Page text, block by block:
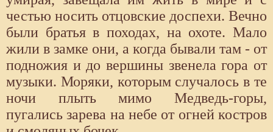
честью носить отцовские доспехи. Вечно
были братья в походах, на охоте. Мало
жили в замке они, а когда бывали там - от
подножия и до вершины звенела гора от
музыки. Моряки, которым случалось в те
ночи плыть мимо Медведь-горы,
пугались зарева на небе от огней костров